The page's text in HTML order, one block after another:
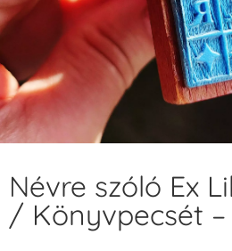
Névre szóló Ex
/ Könyvpecsét